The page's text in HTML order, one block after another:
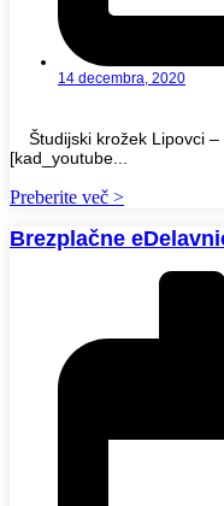
14 decembra, 2020
Študijski krožek Lipovci –
[kad_youtube...
Preberite več >
Brezplačne